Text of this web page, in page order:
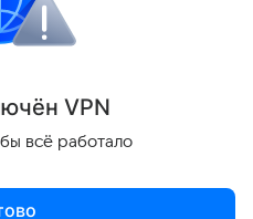
Поделиться
ён VPN
всё работало